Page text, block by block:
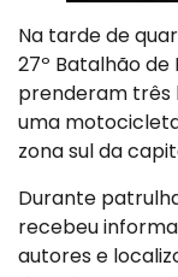
Na tarde de
27º Batalhão
prenderam três
uma
zona sul da
Durante
recebeu
autores e